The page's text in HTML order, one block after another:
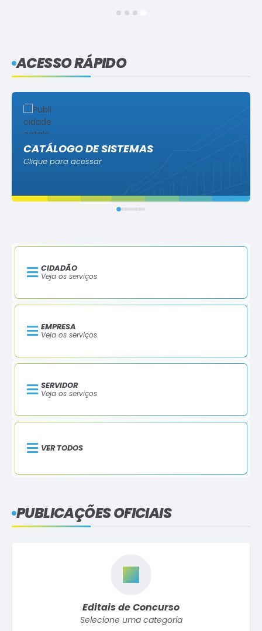
ACESSO RÁPIDO
CATÁLOGO DE SISTEMAS
Clique para acessar
CIDADÃO
Veja os serviços
EMPRESA
Veja os serviços
SERVIDOR
Veja os serviços
VER TODOS
PUBLICAÇÕES OFICIAIS
Editais de Concurso
Selecione uma categoria